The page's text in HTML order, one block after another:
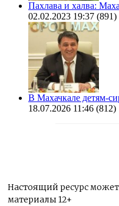
Пахлава и халва:
02.02.2023 19:37 (891)
В Махачкале детям-
18.07.2026 11:46 (812)
Настоящий ресурс
материалы 12+